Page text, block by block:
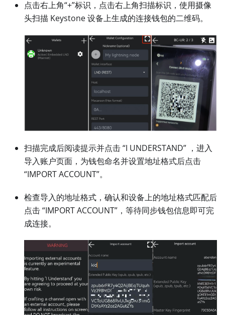
点击右上角“+”标识，点击右上角扫描标识，使用摄像
头扫描 Keystone 设备上生成的连接钱包的二维码。
扫描完成后阅读提示并点击 “I UNDERSTAND” ，进入
导入账户页面，为钱包命名并设置地址格式后点击
“IMPORT ACCOUNT”。
检查导入的地址格式，确认和设备上的地址格式匹配后
点击 “IMPORT ACCOUNT”，等待同步钱包信息即可完
成连接。